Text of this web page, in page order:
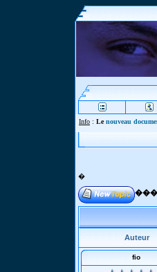
Info : Lenouveau
�
���
Auteur
fio